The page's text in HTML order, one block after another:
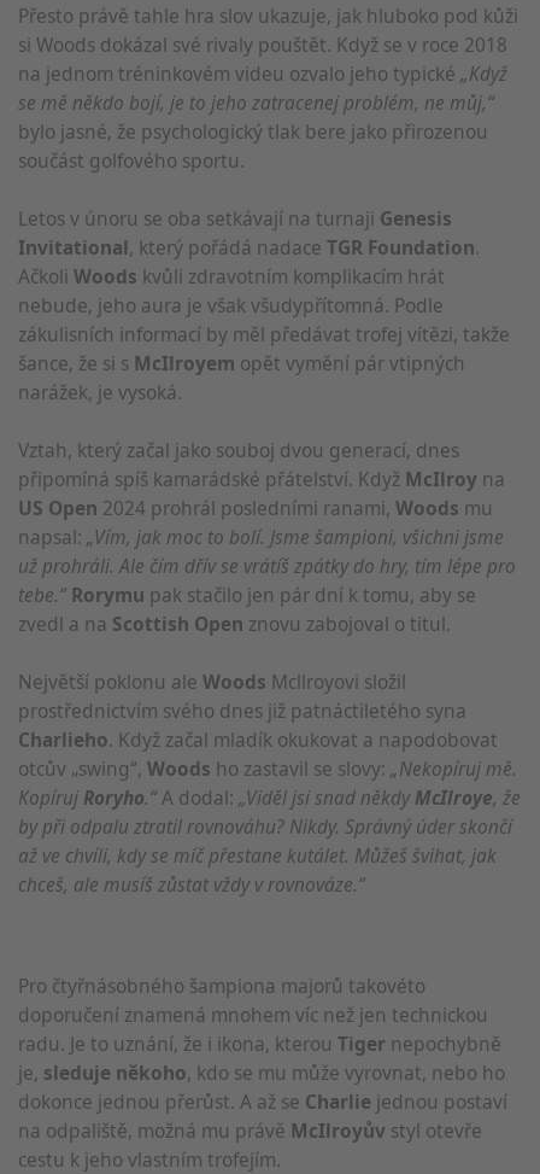
Přesto právě tahle hra slov ukazuje, jak hluboko pod kůži
si Woods dokázal své rivaly pouštět. Když se v roce 2018
na jednom tréninkovém videu ozvalo jeho typické „Když
se mě někdo bojí, je to jeho zatracenej problém, ne můj,“
bylo jasné, že psychologický tlak bere jako přirozenou
součást golfového sportu.
Letos v únoru se oba setkávají na turnaji Genesis
Invitational, který pořádá nadace TGR Foundation.
Ačkoli Woods kvůli zdravotním komplikacím hrát
nebude, jeho aura je však všudypřítomná. Podle
zákulisních informací by měl předávat trofej vítězi, takže
šance, že si s McIlroyem opět vymění pár vtipných
narážek, je vysoká.
Vztah, který začal jako souboj dvou generací, dnes
připomíná spíš kamarádské přátelství. Když McIlroy na
US Open 2024 prohrál posledními ranami, Woods mu
napsal: „Vím, jak moc to bolí. Jsme šampioni, všichni jsme
už prohráli. Ale čím dřív se vrátíš zpátky do hry, tím lépe pro
tebe.“ Rorymu pak stačilo jen pár dní k tomu, aby se
zvedl a na Scottish Open znovu zabojoval o titul.
Největší poklonu ale Woods Mcllroyovi složil
prostřednictvím svého dnes již patnáctiletého syna
Charlieho. Když začal mladík okukovat a napodobovat
otcův „swing“, Woods ho zastavil se slovy: „Nekopíruj mě.
Kopíruj Roryho.“A dodal: „Viděl jsi snad někdyMcIlroye, že
by při odpalu ztratil rovnováhu? Nikdy. Správný úder skončí
až ve chvíli, kdy se míč přestane kutálet. Můžeš švihat, jak
chceš, ale musíš zůstat vždy v rovnováze.“
Pro čtyřnásobného šampiona majorů takovéto
doporučení znamená mnohem víc než jen technickou
radu. Je to uznání, že i ikona, kterou Tiger nepochybně
je, sleduje někoho, kdo se mu může vyrovnat, nebo ho
dokonce jednou přerůst. A až se Charlie jednou postaví
na odpaliště, možná mu právě McIlroyův styl otevře
cestu k jeho vlastním trofejím.